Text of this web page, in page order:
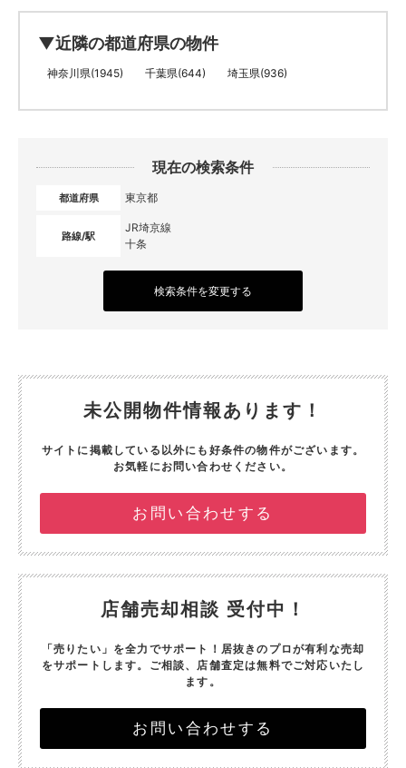
▼近隣の都道府県の物件
神奈川県(1945) 千葉県(644) 埼玉県(936)
現在の検索条件
都道府県 東京都
路線/駅
JR埼京線
十条
検索条件を変更する
未公開物件情報あります！
サイトに掲載している以外にも好条件の物件がございます。
お気軽にお問い合わせください。
お問い合わせする
店舗売却相談 受付中！
「売りたい」を全力でサポート！ 居抜きのプロが有利な売却
をサポートします。 ご相談、店舗査定は無料でご対応いたし
ます。
お問い合わせする